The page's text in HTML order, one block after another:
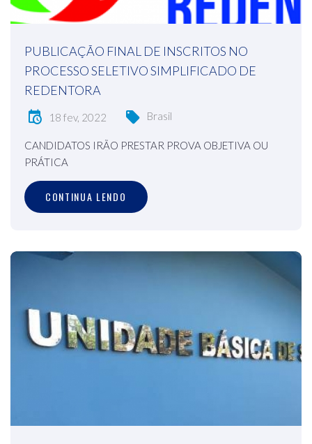
PUBLICAÇÃO FINAL DE INSCRITOS NO
PROCESSO SELETIVO SIMPLIFICADO DE
REDENTORA
18 fev, 2022 Brasil
CANDIDATOS IRÃO PRESTAR PROVA OBJETIVA OU
PRÁTICA
CONTINUA LENDO